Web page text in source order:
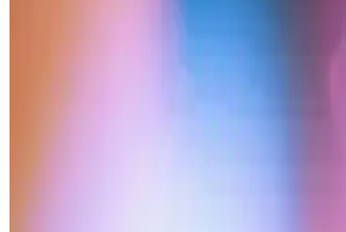
Karşılaştırması ve Özellikler